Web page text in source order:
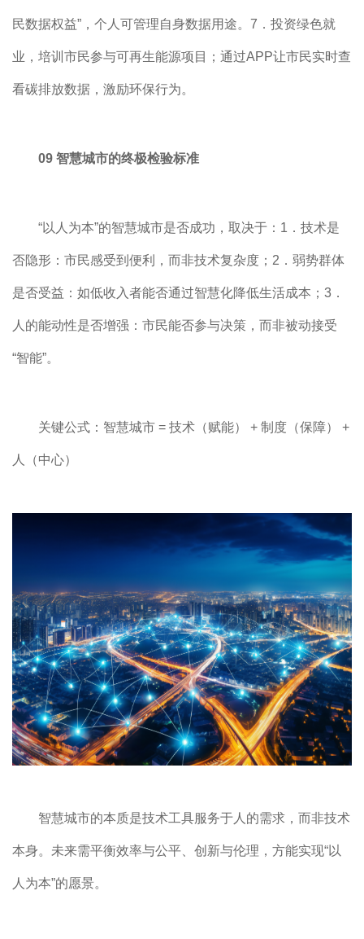
民数据权益”，个人可管理自身数据用途。7．投资绿色就
业，培训市民参与可再生能源项目；通过APP让市民实时查
看碳排放数据，激励环保行为。
09 智慧城市的终极检验标准
“以人为本”的智慧城市是否成功，取决于：1．技术是
否隐形：市民感受到便利，而非技术复杂度；2．弱势群体
是否受益：如低收入者能否通过智慧化降低生活成本；3．
人的能动性是否增强：市民能否参与决策，而非被动接受
“智能”。
关键公式：智慧城市 = 技术（赋能） + 制度（保障） +
人（中心）
智慧城市的本质是技术工具服务于人的需求，而非技术
本身。未来需平衡效率与公平、创新与伦理，方能实现“以
人为本”的愿景。